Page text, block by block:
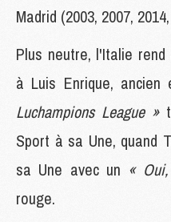
Madrid (2003, 2007,
Plus neutre, l'Italie
à Luis Enrique,
Luchampions League »
Sport à sa Une, quand
sa Une avec un «
rouge.